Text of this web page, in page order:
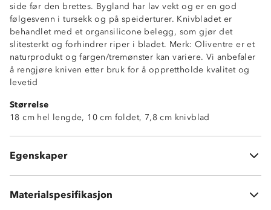
side før den brettes. Bygland har lav vekt og er en god
følgesvenn i tursekk og på speiderturer. Knivbladet er
behandlet med et organsilicone belegg, som gjør det
slitesterkt og forhindrer riper i bladet. Merk: Oliventre er et
naturprodukt og fargen/tremønster kan variere. Vi anbefaler
å rengjøre kniven etter bruk for å opprettholde kvalitet og
levetid
Størrelse
18 cm hel lengde, 10 cm foldet, 7,8 cm knivblad
Egenskaper
Foldekniv
Treskaft
Spiss tupp
Materialspesifikasjon
Rustfritt stål 420